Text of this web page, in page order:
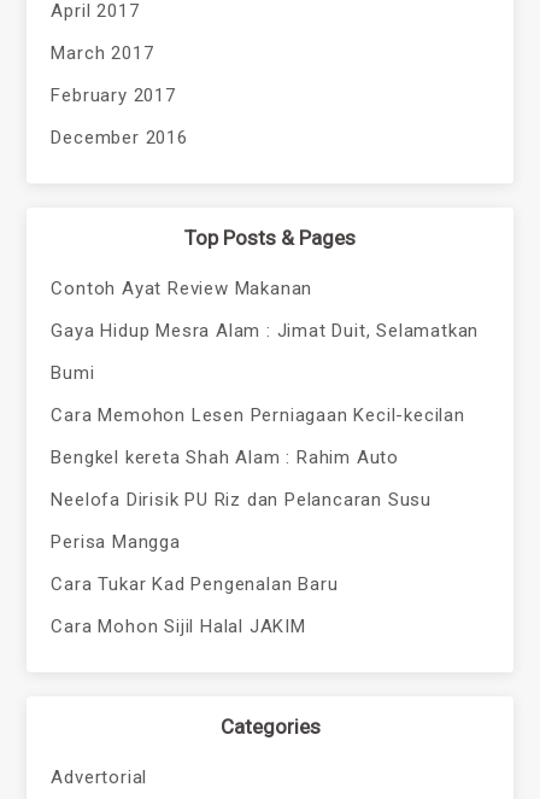
April 2017
March 2017
February 2017
December 2016
Top Posts & Pages
Contoh Ayat Review Makanan
Gaya Hidup Mesra Alam : Jimat Duit, Selamatkan
Bumi
Cara Memohon Lesen Perniagaan Kecil-kecilan
Bengkel kereta Shah Alam : Rahim Auto
Neelofa Dirisik PU Riz dan Pelancaran Susu
Perisa Mangga
Cara Tukar Kad Pengenalan Baru
Cara Mohon Sijil Halal JAKIM
Categories
Advertorial